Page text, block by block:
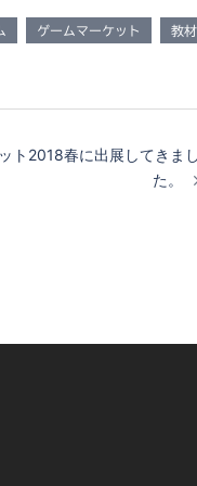
ゲームマーケット 教
ト2018春に出展してきまし
た。